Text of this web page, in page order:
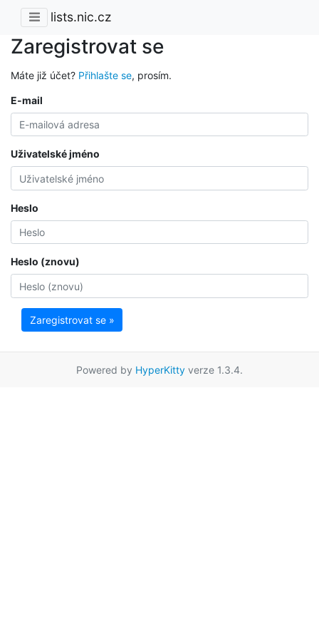
lists.nic.cz
Zaregistrovat se
Máte již účet? Přihlašte se, prosím.
E-mail
Uživatelské jméno
Heslo
Heslo (znovu)
Zaregistrovat se »
Powered by HyperKitty verze 1.3.4.